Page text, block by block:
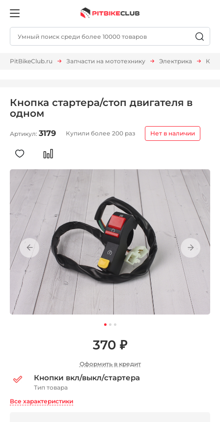
PitBikeClub.ru Запчасти на мототехнику Электрика
Кнопка стартера/стоп двигателя в
одном
Артикул: 3179 Купили более 200 раз Нет в наличии
370 ₽
Оформить в кредит
Кнопки вкл/выкл/стартера
Тип товара
Все характеристики